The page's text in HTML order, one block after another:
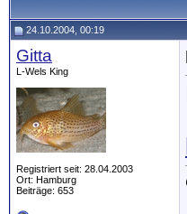
24.10.2004, 00:19
Gitta
L-Wels King
Registriert seit: 28.04.2003
Ort: Hamburg
Beiträge: 653